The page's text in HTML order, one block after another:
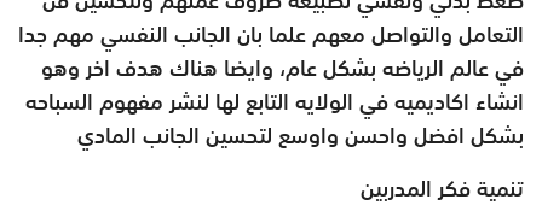
التعامل والتواصل معهم علما بان الجانب النفسي مهم جدا
في عالم الرياضه بشكل عام، وايضا هناك هدف اخر وهو
انشاء اكاديميه في الولايه التابع لها لنشر مفهوم السباحه
بشكل افضل واحسن واوسع لتحسين الجانب المادي
تنمية فكر المدربين